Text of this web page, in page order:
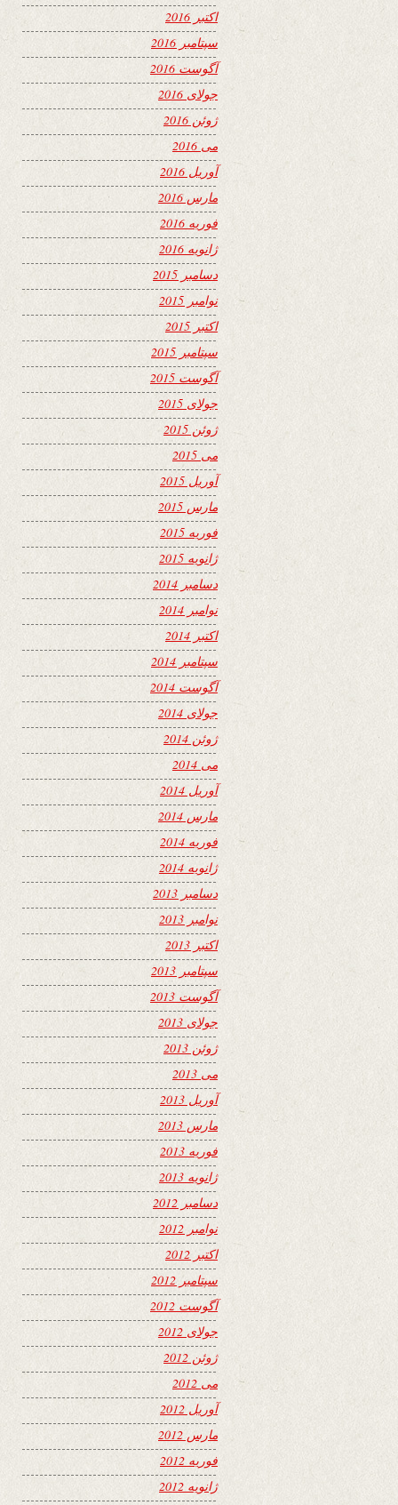
اکتبر 2016
سپتامبر 2016
آگوست 2016
جولای 2016
ژوئن 2016
می 2016
آوریل 2016
مارس 2016
فوریه 2016
ژانویه 2016
دسامبر 2015
نوامبر 2015
اکتبر 2015
سپتامبر 2015
آگوست 2015
جولای 2015
ژوئن 2015
می 2015
آوریل 2015
مارس 2015
فوریه 2015
ژانویه 2015
دسامبر 2014
نوامبر 2014
اکتبر 2014
سپتامبر 2014
آگوست 2014
جولای 2014
ژوئن 2014
می 2014
آوریل 2014
مارس 2014
فوریه 2014
ژانویه 2014
دسامبر 2013
نوامبر 2013
اکتبر 2013
سپتامبر 2013
آگوست 2013
جولای 2013
ژوئن 2013
می 2013
آوریل 2013
مارس 2013
فوریه 2013
ژانویه 2013
دسامبر 2012
نوامبر 2012
اکتبر 2012
سپتامبر 2012
آگوست 2012
جولای 2012
ژوئن 2012
می 2012
آوریل 2012
مارس 2012
فوریه 2012
ژانویه 2012